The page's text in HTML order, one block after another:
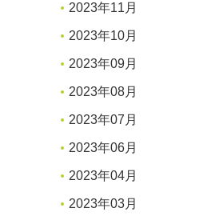
2023年11月
2023年10月
2023年09月
2023年08月
2023年07月
2023年06月
2023年04月
2023年03月